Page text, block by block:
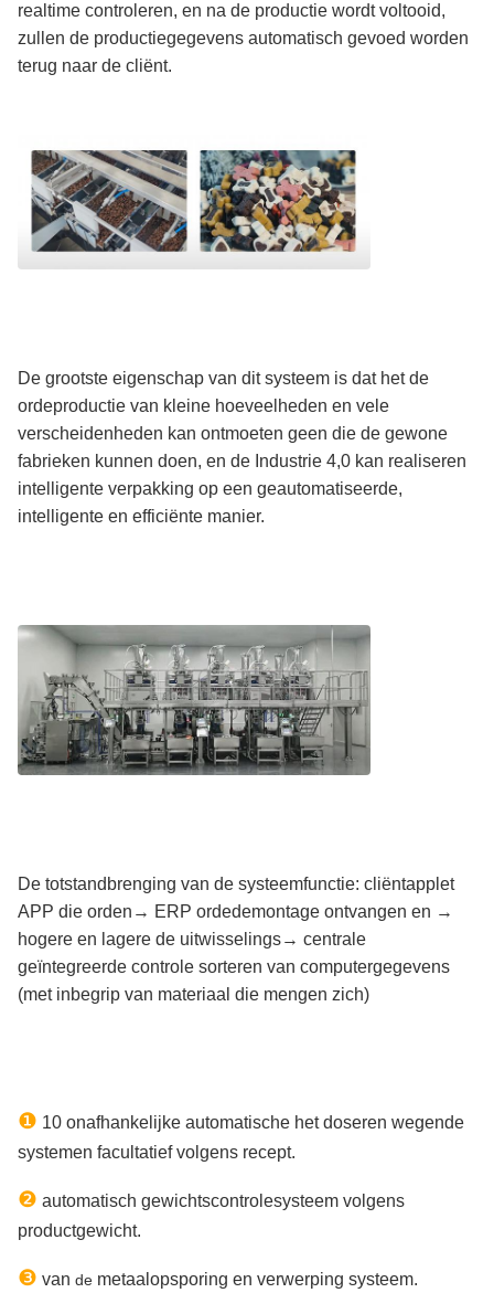
realtime controleren, en na de productie wordt voltooid,
zullen de productiegegevens automatisch gevoed worden
terug naar de cliënt.
De grootste eigenschap van dit systeem is dat het de
ordeproductie van kleine hoeveelheden en vele
verscheidenheden kan ontmoeten geen die de gewone
fabrieken kunnen doen, en de Industrie 4,0 kan realiseren
intelligente verpakking op een geautomatiseerde,
intelligente en efficiënte manier.
De totstandbrenging van de systeemfunctie: cliëntapplet
APP die orden→ ERP ordedemontage ontvangen en →
hogere en lagere de uitwisselings→ centrale
geïntegreerde controle sorteren van computergegevens
(met inbegrip van materiaal die mengen zich)
❶ 10 onafhankelijke automatische het doseren wegende
systemen facultatief volgens recept.
❷ automatisch gewichtscontrolesysteem volgens
productgewicht.
❸ van de metaalopsporing en verwerping systeem.